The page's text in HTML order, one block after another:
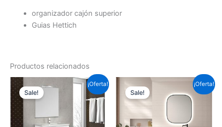
organizador cajón superior
Guias Hettich
Productos relacionados
¡Oferta!
Sale!
Este
producto
tiene
múltiples
¡Oferta!
Sale!
Este